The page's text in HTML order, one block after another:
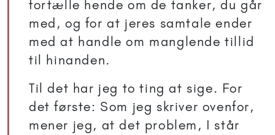
fortælle hende om de tanker, du går
med, og for at jeres samtale ender
med at handle om manglende tillid
til hinanden.
Til det har jeg to ting at sige. For
det første: Som jeg skriver ovenfor,
mener jeg, at det problem, I står